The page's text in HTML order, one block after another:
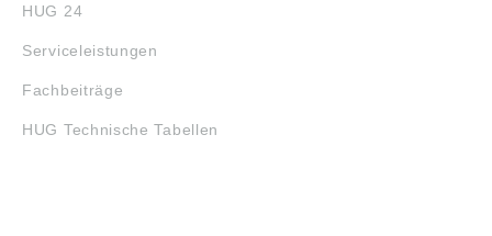
HUG 24
Serviceleistungen
Fachbeiträge
HUG Technische Tabellen